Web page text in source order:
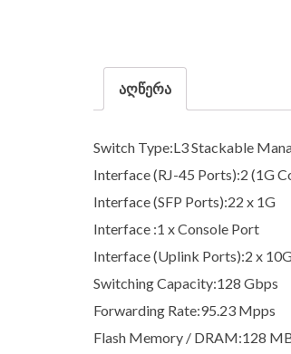
აღწერა
Switch Type:L3 Stackable
Interface (RJ-45 Ports):2 (1G
Interface (SFP Ports):22 x 1G
Interface :1 x Console Port
Interface (Uplink Ports):2 x
Switching Capacity:128 Gbps
Forwarding Rate:95.23 Mpps
Flash Memory / DRAM:128